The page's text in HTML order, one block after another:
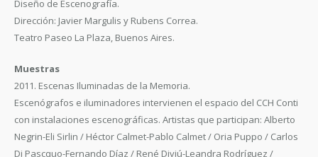
Diseño de Escenografía.
Dirección: Javier Margulis y Rubens Correa.
Teatro Paseo La Plaza, Buenos Aires.
Muestras
2011. Escenas Iluminadas de la Memoria.
Escenógrafos e iluminadores intervienen el espacio del CCH Conti
con instalaciones escenográficas. Artistas que participan: Alberto
Negrin-Eli Sirlin / Héctor Calmet-Pablo Calmet / Oria Puppo / Carlos
Di Pascquo-Fernando Díaz / René Diviú-Leandra Rodríguez /